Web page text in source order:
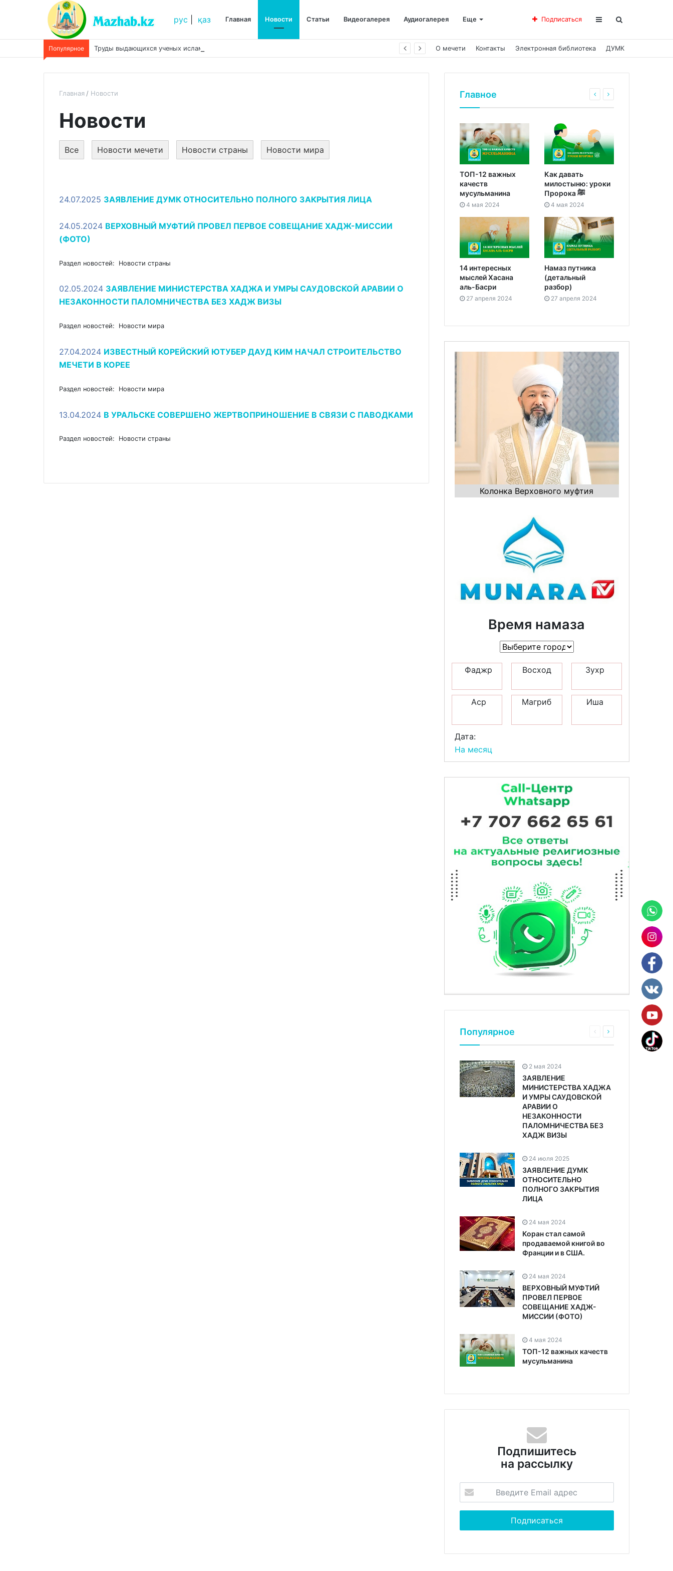
рус қаз Главная Новости Статьи Видеогалерея Аудиогалерея Еще Подписаться
Популярное Труды выдающихся ученых исламской цивилизации О мечети Контакты Электронная библиотека ДУМК
Главная Новости
Новости
Все Новости мечети Новости страны Новости мира
24.07.2025 ЗАЯВЛЕНИЕ ДУМК ОТНОСИТЕЛЬНО ПОЛНОГО ЗАКРЫТИЯ ЛИЦА
24.05.2024 ВЕРХОВНЫЙ МУФТИЙ ПРОВЕЛ ПЕРВОЕ СОВЕЩАНИЕ ХАДЖ-МИССИИ
(ФОТО)
Раздел новостей: Новости страны
02.05.2024 ЗАЯВЛЕНИЕ МИНИСТЕРСТВА ХАДЖА И УМРЫ САУДОВСКОЙ АРАВИИ О
НЕЗАКОННОСТИ ПАЛОМНИЧЕСТВА БЕЗ ХАДЖ ВИЗЫ
Раздел новостей: Новости мира
27.04.2024 ИЗВЕСТНЫЙ КОРЕЙСКИЙ ЮТУБЕР ДАУД КИМ НАЧАЛ СТРОИТЕЛЬСТВО
МЕЧЕТИ В КОРЕЕ
Раздел новостей: Новости мира
13.04.2024 В УРАЛЬСКЕ СОВЕРШЕНО ЖЕРТВОПРИНОШЕНИЕ В СВЯЗИ С ПАВОДКАМИ
Раздел новостей: Новости страны
Главное
ТОП-12 важных
качеств
мусульманина
4 мая 2024
Как давать
милостыню: уроки
Пророка ﷺ
4 мая 2024
14 интересных
мыслей Хасана
аль-Басри
27 апреля 2024
Намаз путника
(детальный
разбор)
27 апреля 2024
Колонка Верховного муфтия
Время намаза
Фаджр Восход Зухр
Аср Магриб Иша
Дата:
На месяц
Популярное
2 мая 2024
ЗАЯВЛЕНИЕ
МИНИСТЕРСТВА ХАДЖА
И УМРЫ САУДОВСКОЙ
АРАВИИ О
НЕЗАКОННОСТИ
ПАЛОМНИЧЕСТВА БЕЗ
ХАДЖ ВИЗЫ
24 июля 2025
ЗАЯВЛЕНИЕ ДУМК
ОТНОСИТЕЛЬНО
ПОЛНОГО ЗАКРЫТИЯ
ЛИЦА
24 мая 2024
Коран стал самой
продаваемой книгой во
Франции и в США.
24 мая 2024
ВЕРХОВНЫЙ МУФТИЙ
ПРОВЕЛ ПЕРВОЕ
СОВЕЩАНИЕ ХАДЖ-
МИССИИ (ФОТО)
4 мая 2024
ТОП-12 важных качеств
мусульманина
Подпишитесь
на рассылку